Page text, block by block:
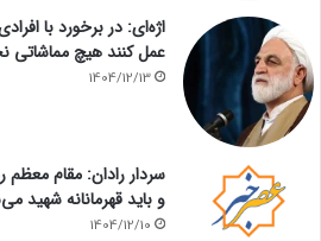
اژه‌ای: در برخورد با
عمل کنند هیچ مماشاتی
1404/12/13
سردار رادان: مقام معظم
و باید قهرمانانه شهید
1404/12/10